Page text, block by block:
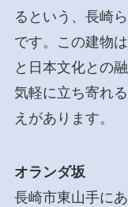
るという、長崎
です。この建物
と日本文化との
気軽に立ち寄れ
えがあります。
オランダ坂
長崎市東山手に